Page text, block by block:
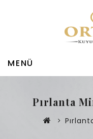
MENÜ
Pırlanta